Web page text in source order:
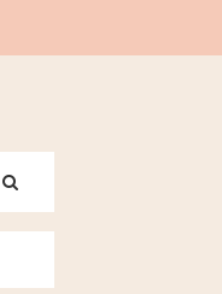
SEARCH